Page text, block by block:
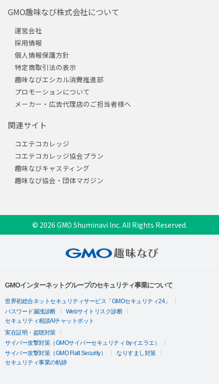
GMO趣味なび株式会社について
運営会社
採用情報
個人情報保護方針
特定商取引法の表示
趣味なびエシカル消費推進部
プロモーションについて
メーカー・広告代理店のご担当者様へ
関連サイト
コエテコカレッジ
コエテコカレッジ協会プラン
趣味なびキャスティング
趣味なび協会・団体マガジン
© 2026 GMO Shuminavi Inc. All Rights Reserved.